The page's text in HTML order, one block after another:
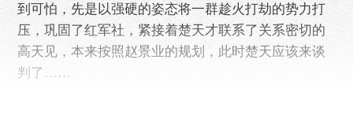
到可怕，先是以强硬的姿态将一群趁火打劫的势力打
压，巩固了红军社，紧接着楚天才联系了关系密切的
高天见，本来按照赵景业的规划，此时楚天应该来谈
判了……